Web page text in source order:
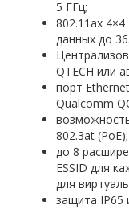
5 ГГц;
802.11ax
данных до
QTECH или
порт
Qualcomm
802.3at (PoE);
до 8
ESSID для
для
защита IP65